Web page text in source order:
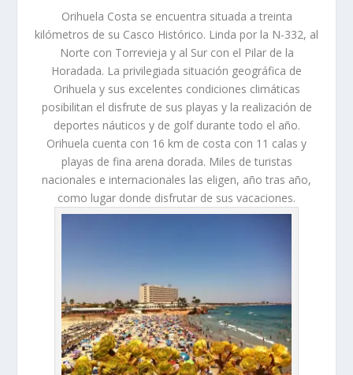
Orihuela Costa se encuentra situada a treinta
kilómetros de su Casco Histórico. Linda por la N-332, al
Norte con Torrevieja y al Sur con el Pilar de la
Horadada. La privilegiada situación geográfica de
Orihuela y sus excelentes condiciones climáticas
posibilitan el disfrute de sus playas y la realización de
deportes náuticos y de golf durante todo el año.
Orihuela cuenta con 16 km de costa con 11 calas y
playas de fina arena dorada. Miles de turistas
nacionales e internacionales las eligen, año tras año,
como lugar donde disfrutar de sus vacaciones.